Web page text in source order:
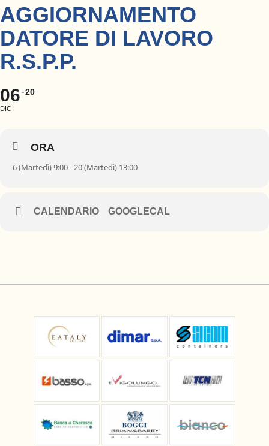
AGGIORNAMENTO
DATORE DI LAVORO
R.S.P.P.
06
DIC
20
ORA
6 (Martedì) 9:00 - 20 (Martedì) 13:00
CALENDARIO GOOGLECAL